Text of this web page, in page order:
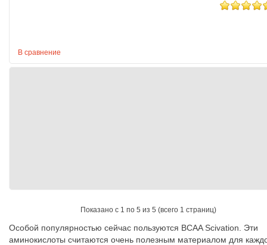
В сравнение
Показано с 1 по 5 из 5 (всего 1 страниц)
Особой популярностью сейчас пользуются BCAA Scivation. Эти
аминокислоты считаются очень полезным материалом для